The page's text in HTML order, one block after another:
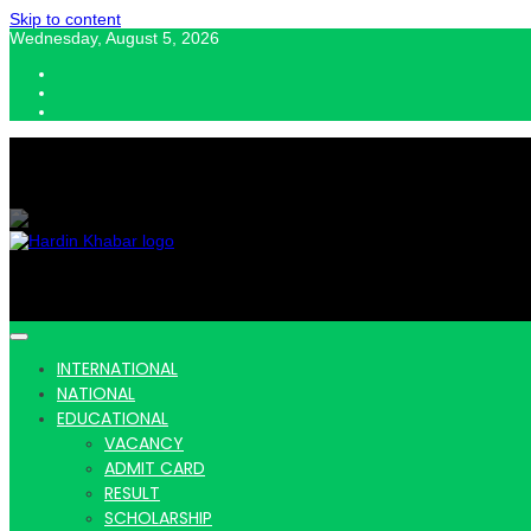
Skip to content
Wednesday, August 5, 2026
Hardin
INTERNATIONAL
NATIONAL
EDUCATIONAL
VACANCY
ADMIT CARD
RESULT
SCHOLARSHIP